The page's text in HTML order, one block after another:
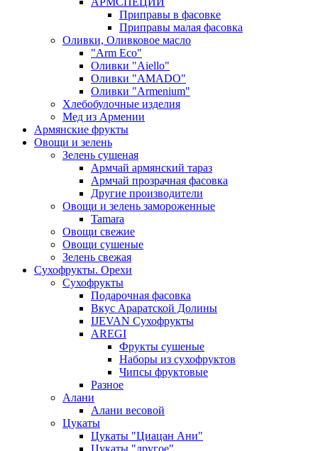
Приправы в фасовке
Приправы малая фасовка
Оливки, Оливковое масло
"Arm Eco"
Оливки "Aiello"
Оливки "AMADO"
Оливки "Armenium"
Хлебобулочные изделия
Мед из Армении
Армянские фрукты
Овощи и зелень
Зелень сушеная
Армчай армянский тараз
Армчай прозрачная фасовка
Другие производители
Овощи и зелень замороженные
Tamara
Овощи свежие
Овощи сушеные
Зелень свежая
Сухофрукты. Орехи
Сухофрукты
Подарочная фасовка
Вкус Араратской Долины
IJEVAN Сухофрукты
AREGI
Фрукты сушеные
Наборы из сухофруктов
Чипсы фруктовые
Разное
Алани
Алани весовой
Цукаты
Цукаты "Циацан Ани"
Цукаты "другое"